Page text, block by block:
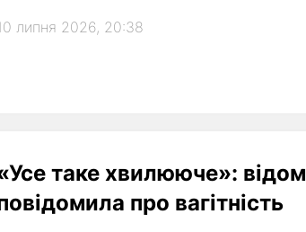
липня 2026, 20:38
таке хвилююче»:
про вагітність